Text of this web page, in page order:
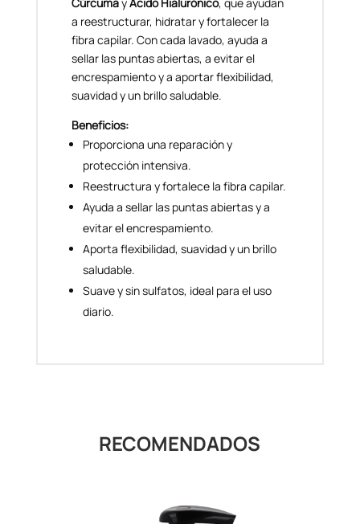
a reestructurar, hidratar y fortalecer la
fibra capilar. Con cada lavado, ayuda a
sellar las puntas abiertas, a evitar el
encrespamiento y a aportar flexibilidad,
suavidad y un brillo saludable.
Beneficios:
Proporciona una reparación y
protección intensiva.
Reestructura y fortalece la fibra capilar.
Ayuda a sellar las puntas abiertas y a
evitar el encrespamiento.
Aporta flexibilidad, suavidad y un brillo
saludable.
Suave y sin sulfatos, ideal para el uso
diario.
RECOMENDADOS